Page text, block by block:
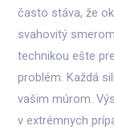
často stáva, že
svahovitý
technikou ešte
problém. Každá
vašim múrom.
v extrémnych